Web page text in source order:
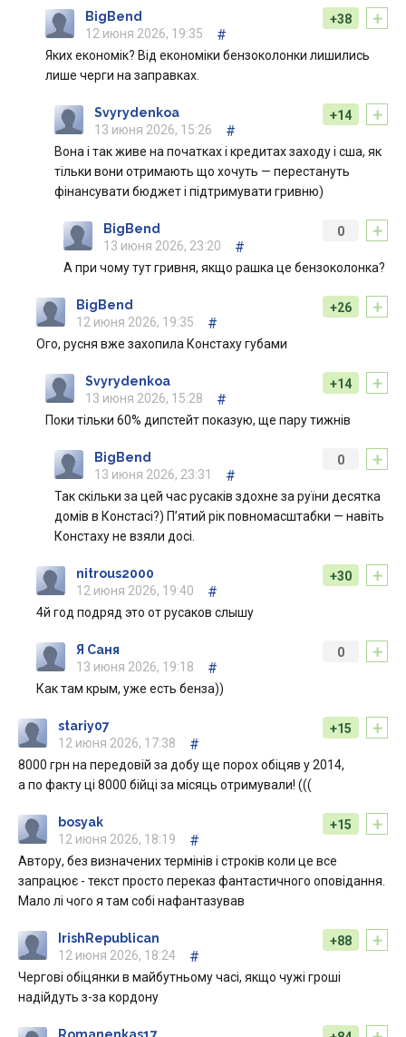
+
+38
BigBend
12 июня 2026, 19:35
#
Яких економік? Від економіки бензоколонки лишились
лише черги на заправках.
+
+14
Svyrydenkoa
13 июня 2026, 15:26
#
Вона і так живе на початках і кредитах заходу і сша, як
тільки вони отримають що хочуть — перестануть
фінансувати бюджет і підтримувати гривню)
+
0
BigBend
13 июня 2026, 23:20
#
А при чому тут гривня, якщо рашка це бензоколонка?
+
+26
BigBend
12 июня 2026, 19:35
#
Ого, русня вже захопила Констаху губами
+
+14
Svyrydenkoa
13 июня 2026, 15:28
#
Поки тільки 60% дипстейт показую, ще пару тижнів
+
0
BigBend
13 июня 2026, 23:31
#
Так скільки за цей час русаків здохне за руїни десятка
домів в Констасі?) П’ятий рік повномасштабки — навіть
Констаху не взяли досі.
+
+30
nitrous2000
12 июня 2026, 19:40
#
4й год подряд это от русаков слышу
+
0
Я Саня
13 июня 2026, 19:18
#
Как там крым, уже есть бенза))
+
+15
stariy07
12 июня 2026, 17:38
#
8000 грн на передовій за добу ще порох обіцяв у 2014,
а по факту ці 8000 бійці за місяць отримували! (((
+
+15
bosyak
12 июня 2026, 18:19
#
Автору, без визначених термінів і строків коли це все
запрацює - текст просто переказ фантастичного оповідання.
Мало лі чого я там собі нафантазував
+
+88
IrishRepublican
12 июня 2026, 18:24
#
Чергові обіцянки в майбутньому часі, якщо чужі гроші
надійдуть з-за кордону